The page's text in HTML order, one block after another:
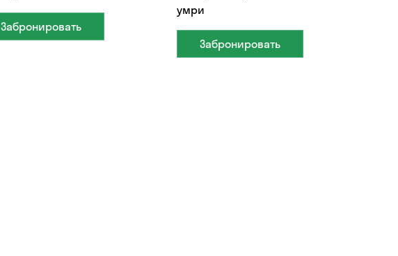
Забронировать
умри
Забронировать